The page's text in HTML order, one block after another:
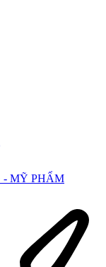
- MỸ PHẨM